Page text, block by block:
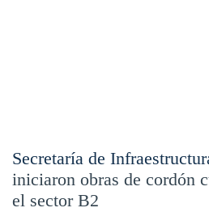
Secretaría de
iniciaron obras de cordón
el sector B2